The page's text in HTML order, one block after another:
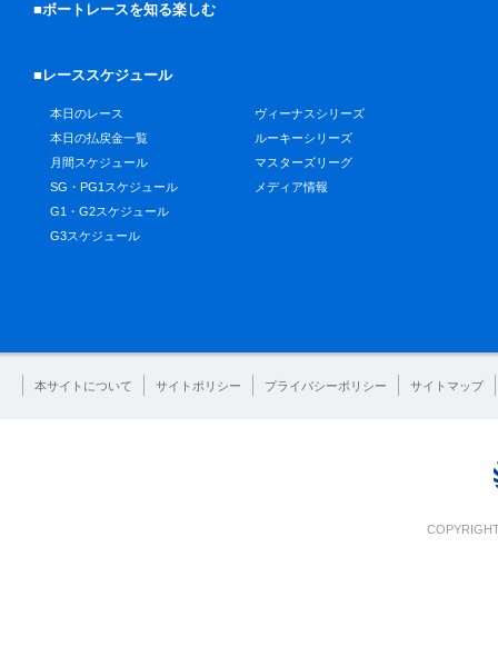
■ボートレースを知る楽しむ
■レーススケジュール
本日のレース
本日の払戻金一覧
月間スケジュール
SG・PG1スケジュール
G1・G2スケジュール
G3スケジュール
ヴィーナスシリーズ
ルーキーシリーズ
マスターズリーグ
メディア情報
本サイトについて サイトポリシー プライバシーポリシー サイトマップ